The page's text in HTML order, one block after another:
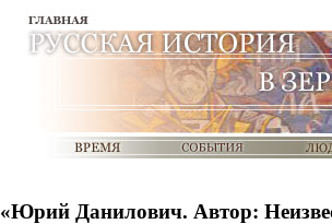
«Юрий Данилович. Автор: